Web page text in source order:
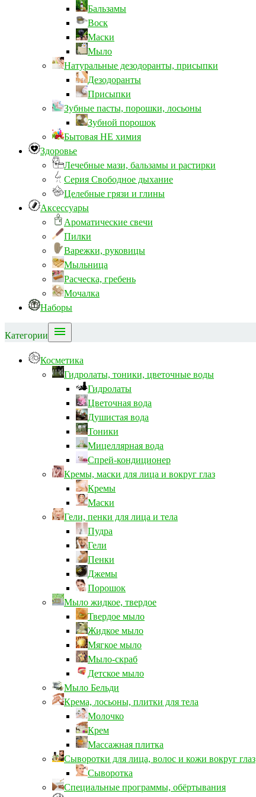
Бальзамы
Воск
Маски
Мыло
Натуральные дезодоранты, присыпки
Дезодоранты
Присыпки
Зубные пасты, порошки, лосьоны
Зубной порошок
Бытовая НЕ химия
Здоровье
Лечебные мази, бальзамы и растирки
Серия Свободное дыхание
Целебные грязи и глины
Аксессуары
Ароматические свечи
Пилки
Варежки, руковицы
Мыльница
Расческа, гребень
Мочалка
Наборы
Категории 
Косметика
Гидролаты, тоники, цветочные воды
Гидролаты
Цветочная вода
Душистая вода
Тоники
Мицеллярная вода
Спрей-кондиционер
Кремы, маски для лица и вокруг глаз
Кремы
Маски
Гели, пенки для лица и тела
Пудра
Гели
Пенки
Джемы
Порошок
Мыло жидкое, твердое
Твердое мыло
Жидкое мыло
Мягкое мыло
Мыло-скраб
Детское мыло
Мыло Бельди
Крема, лосьоны, плитки для тела
Молочко
Крем
Массажная плитка
Сыворотки для лица, волос и кожи вокруг глаз
Сыворотка
Специальные программы, обёртывания